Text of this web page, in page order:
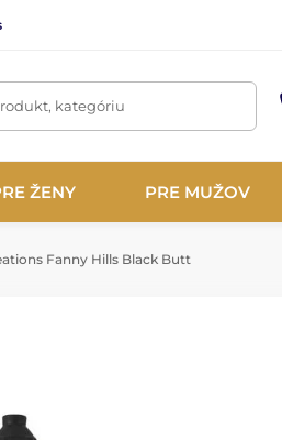
kategóriu
ŽENY PRE MUŽOV
Fanny Hills Black Butt